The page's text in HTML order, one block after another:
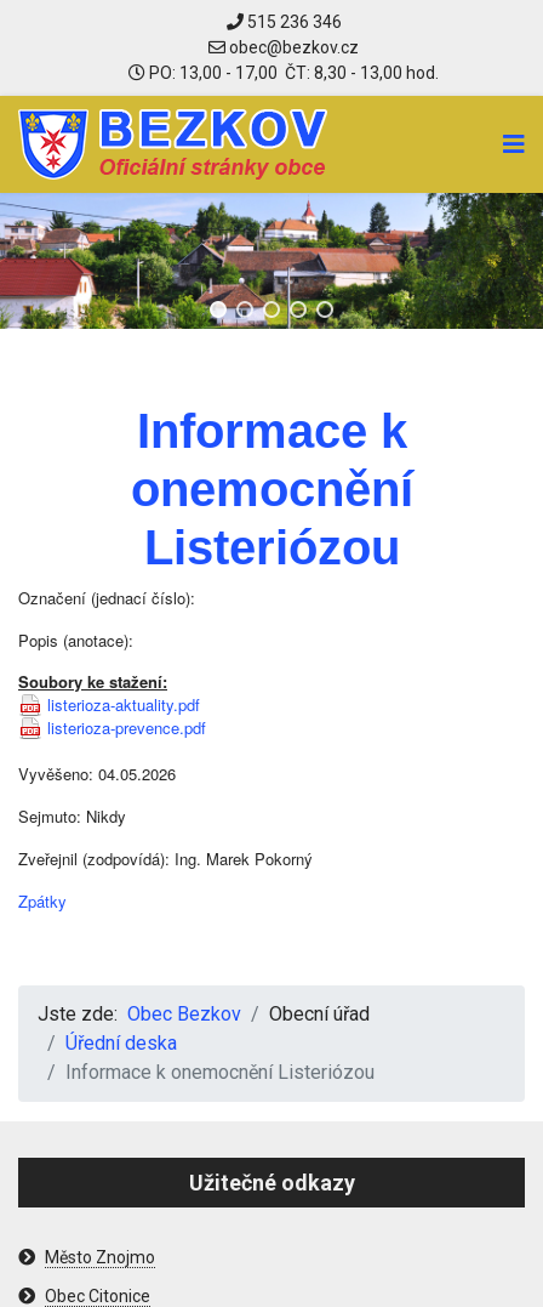
515 236 346
PO: 13,00 - 17,00 ČT: 8,30 - 13,00 hod.
Informace k
onemocnění
Listeriózou
Označení (jednací číslo):
Popis (anotace):
Soubory ke stažení:
listerioza-aktuality.pdf
listerioza-prevence.pdf
Vyvěšeno: 04.05.2026
Sejmuto: Nikdy
Zveřejnil (zodpovídá): Ing. Marek Pokorný
Zpátky
Jste zde: Obec Bezkov
Obecní úřad
Úřední deska
Informace k onemocnění Listeriózou
Užitečné odkazy
Město Znojmo
Obec Citonice